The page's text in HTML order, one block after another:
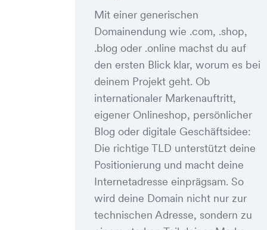
Mit einer generischen
Domainendung wie .com, .shop,
.blog oder .online machst du auf
den ersten Blick klar, worum es bei
deinem Projekt geht. Ob
internationaler Markenauftritt,
eigener Onlineshop, persönlicher
Blog oder digitale Geschäftsidee:
Die richtige TLD unterstützt deine
Positionierung und macht deine
Internetadresse einprägsam. So
wird deine Domain nicht nur zur
technischen Adresse, sondern zu